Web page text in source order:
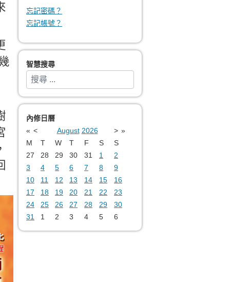
忘記密碼？
忘記帳號？
智慧搜尋
搜索
Type 2 or more characters for results.
內修日曆
« < August 2026 > »
M
T W T F S
S
27
28 29 30 31 1
2
3
4 5 6 7 8
9
10
11 12 13 14 15
16
17
18 19 20 21 22
23
24
25 26 27 28 29
30
31
1 2 3 4 5 6